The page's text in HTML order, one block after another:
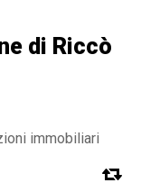
di Riccò
immobiliari